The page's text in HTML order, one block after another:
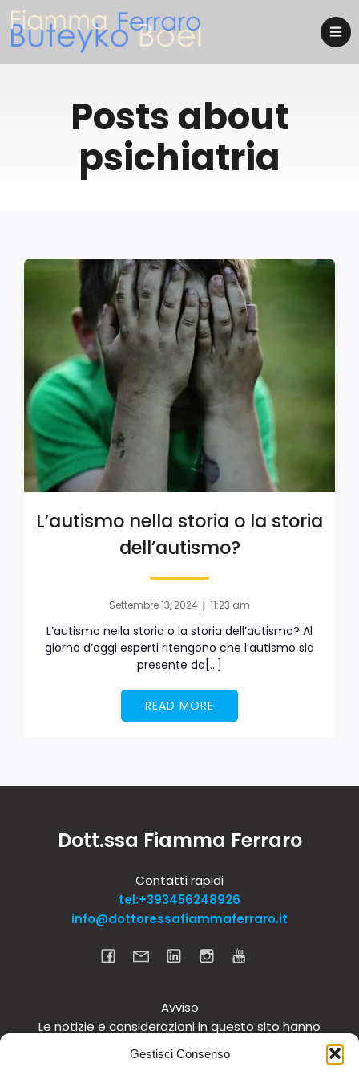
Gestisci Consenso
Posts about
psichiatria
L’autismo nella storia o la storia
dell’autismo?
Settembre 13, 2024 | 11:23 am
L’autismo nella storia o la storia dell’autismo? Al
giorno d’oggi esperti ritengono che l’autismo sia
presente da[…]
READ MORE
Dott.ssa Fiamma Ferraro
Contatti rapidi
tel:+393456248926
info@dottoressafiammaferraro.it
Avviso
Le notizie e considerazioni in questo sito hanno
carattere informativo generale e non intendono in
alcun modo dare consigli medici. Si raccomanda di